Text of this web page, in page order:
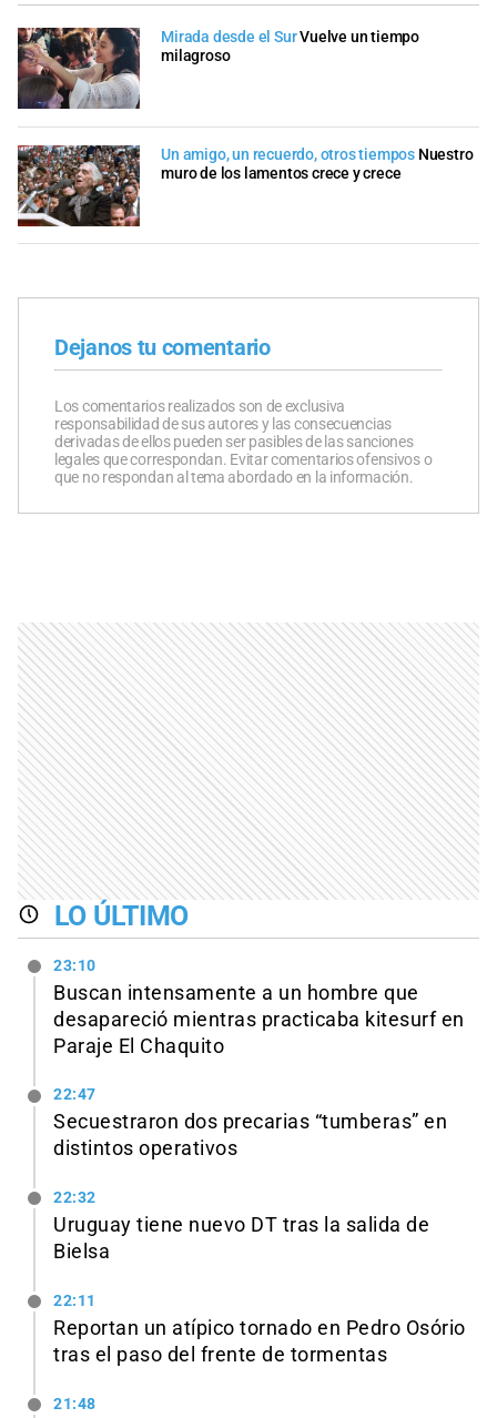
Mirada desde el SurVuelve un tiempo
milagroso
Un amigo, un recuerdo, otros tiempos Nuestro
muro de los lamentos crece y crece
Dejanos tu comentario
Los comentarios realizados son de exclusiva
responsabilidad de sus autores y las consecuencias
derivadas de ellos pueden ser pasibles de las sanciones
legales que correspondan. Evitar comentarios ofensivos o
que no respondan al tema abordado en la información.
LO ÚLTIMO
23:10
Buscan intensamente a un hombre que
desapareció mientras practicaba kitesurf en
Paraje El Chaquito
22:47
Secuestraron dos precarias “tumberas” en
distintos operativos
22:32
Uruguay tiene nuevo DT tras la salida de
Bielsa
22:11
Reportan un atípico tornado en Pedro Osório
tras el paso del frente de tormentas
21:48